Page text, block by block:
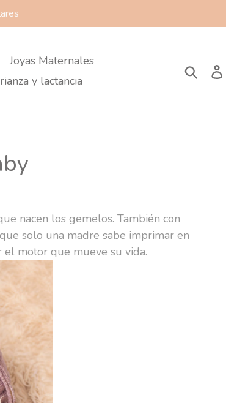
Joyas Maternales
y lactancia
Buscar
nacen los gemelos. También con
solo una madre sabe imprimar en
el motor que mueve su vida.